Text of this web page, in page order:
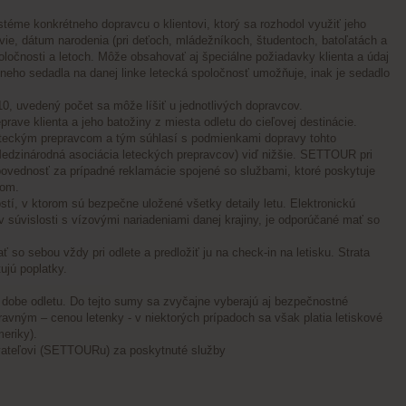
konkrétneho dopravcu o klientovi, ktorý sa rozhodol využiť jeho
dátum narodenia (pri deťoch, mládežníkoch, študentoch, batoľatách a
a letoch. Môže obsahovať aj špeciálne požiadavky klienta a údaj
sedadla na danej linke letecká spoločnosť umožňuje, inak je sedadlo
uvedený počet sa môže líšiť u jednotlivých dopravcov.
klienta a jeho batožiny z miesta odletu do cieľovej destinácie.
prepravcom a tým súhlasí s podmienkami dopravy tohto
asociácia leteckých prepravcov) viď nižšie. SETTOUR pri
za prípadné reklamácie spojené so službami, ktoré poskytuje
v ktorom sú bezpečne uložené všetky detaily letu. Elektronickú
s vízovými nariadeniami danej krajiny, je odporúčané mať so
so sebou vždy pri odlete a predložiť ju na check-in na letisku. Strata
poplatky.
odletu. Do tejto sumy sa zvyčajne vyberajú aj bezpečnostné
– cenou letenky - v niektorých prípadoch sa však platia letiskové
(SETTOURu) za poskytnuté služby